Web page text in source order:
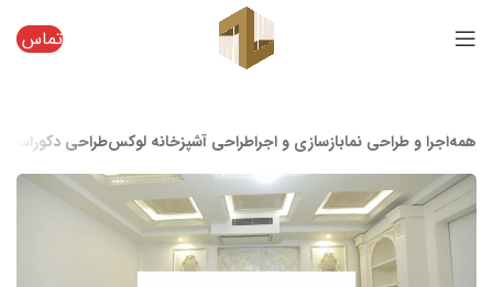
تماس
همهاجرا و طراحی نمابازسازی و اجراطراحی آشپزخانه لوکسطراحی